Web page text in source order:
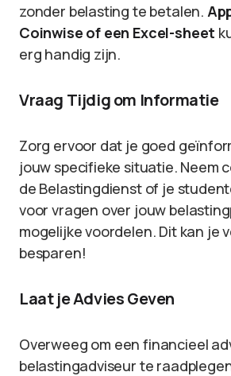
zonder belasting te betalen.
Coinwise of een Excel-sheet
erg handig zijn.
Vraag Tijdig om Informatie
Zorg ervoor dat je goed
jouw specifieke situatie. Neem
de Belastingdienst of je
voor vragen over jouw
mogelijke voordelen. Dit kan je
besparen!
Laat je Advies Geven
Overweeg om een financieel
belastingadviseur te